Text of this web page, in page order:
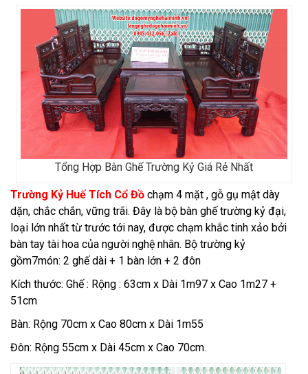
Tổng Hợp Bàn Ghế Trường Kỷ Giá Rẻ Nhất
Trường Kỷ Huế Tích Cổ Đồ chạm 4 mặt , gỗ gụ mật dày
dặn, chắc chắn, vững trãi. Đây là bộ bàn ghế trường kỷ đại,
loại lớn nhất từ trước tới nay, được chạm khắc tinh xảo bởi
bàn tay tài hoa của người nghệ nhân. Bộ trường kỷ
gồm7món: 2 ghế dài + 1 bàn lớn + 2 đôn
Kích thước: Ghế : Rộng : 63cm x Dài 1m97 x Cao 1m27 +
51cm
Bàn: Rộng 70cm x Cao 80cm x Dài 1m55
Đôn: Rộng 55cm x Dài 45cm x Cao 70cm.